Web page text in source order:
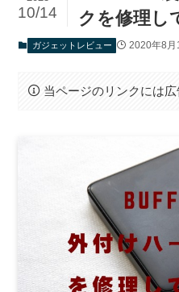
クを修理し
10/14
ガジェットレビュー 2020年8月
当ページのリンクには広